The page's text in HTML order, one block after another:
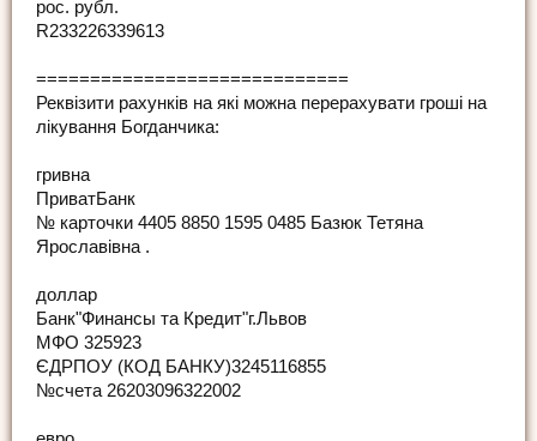
рос. рубл.
R233226339613
=============================
Реквізити рахунків на які можна перерахувати гроші на
лікування Богданчика:
гривна
ПриватБанк
№ карточки 4405 8850 1595 0485 Базюк Тетяна
Ярославівна .
доллар
Банк"Финансы та Кредит"г.Львов
МФО 325923
ЄДРПОУ (КОД БАНКУ)3245116855
№счета 26203096322002